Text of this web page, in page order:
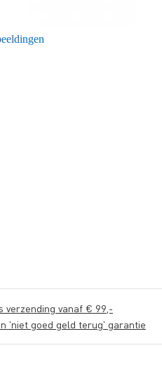
verzending vanaf € 99,-
'niet goed geld terug' garantie